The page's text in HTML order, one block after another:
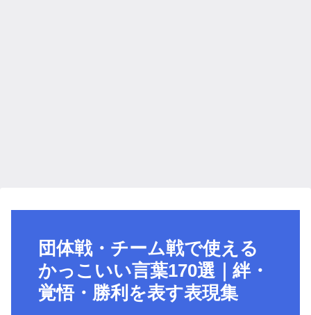
団体戦・チーム戦で使える
かっこいい言葉170選｜絆・
覚悟・勝利を表す表現集